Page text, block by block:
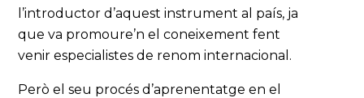
l’introductor d’aquest instrument al país, ja
que va promoure’n el coneixement fent
venir especialistes de renom internacional.
Però el seu procés d’aprenentatge en el